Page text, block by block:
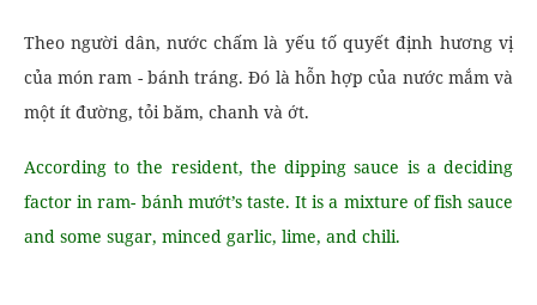
Theo người dân, nước chấm là yếu tố quyết định hương vị
của món ram - bánh tráng. Đó là hỗn hợp của nước mắm và
một ít đường, tỏi băm, chanh và ớt.
According to the resident, the dipping sauce is a deciding
factor in ram- bánh mướt’s taste. It is a mixture of fish sauce
and some sugar, minced garlic, lime, and chili.